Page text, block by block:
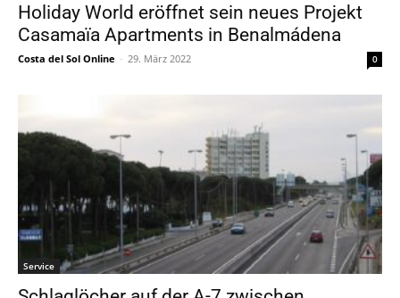
Holiday World eröffnet sein neues Projekt
Casamaïa Apartments in Benalmádena
Costa del Sol Online - 29. März 2022 0
Service